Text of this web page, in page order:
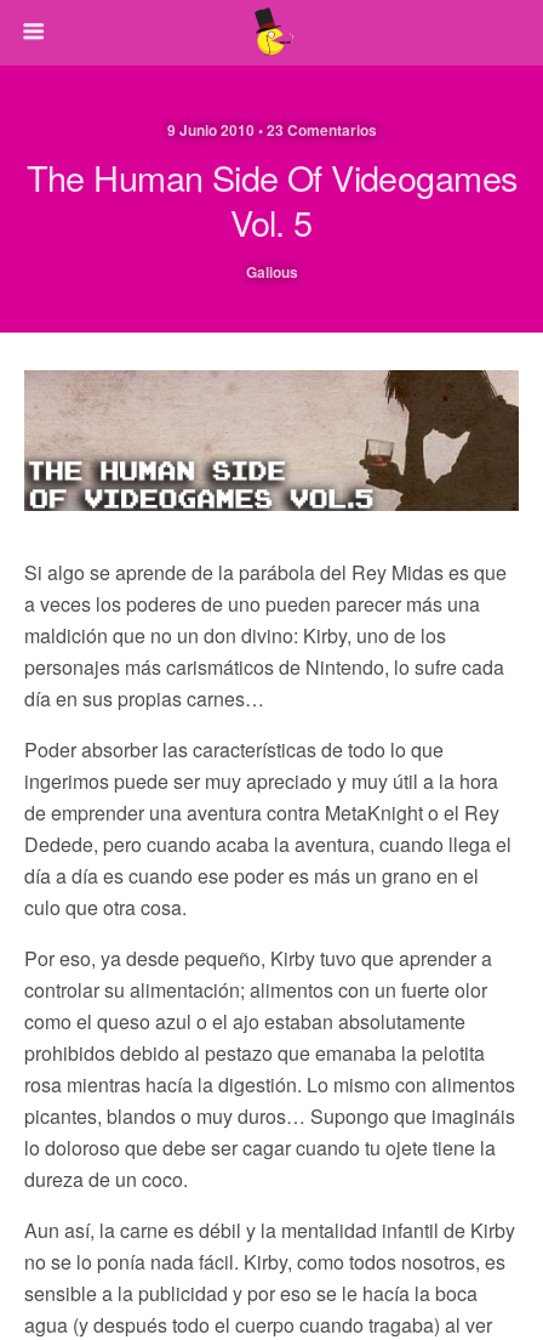
9 Junio 2010 • 23 Comentarios
The Human Side Of Videogames
Vol. 5
Galious
Si algo se aprende de la parábola del Rey Midas es que
a veces los poderes de uno pueden parecer más una
maldición que no un don divino: Kirby, uno de los
personajes más carismáticos de Nintendo, lo sufre cada
día en sus propias carnes…
Poder absorber las características de todo lo que
ingerimos puede ser muy apreciado y muy útil a la hora
de emprender una aventura contra MetaKnight o el Rey
Dedede, pero cuando acaba la aventura, cuando llega el
día a día es cuando ese poder es más un grano en el
culo que otra cosa.
Por eso, ya desde pequeño, Kirby tuvo que aprender a
controlar su alimentación; alimentos con un fuerte olor
como el queso azul o el ajo estaban absolutamente
prohibidos debido al pestazo que emanaba la pelotita
rosa mientras hacía la digestión. Lo mismo con alimentos
picantes, blandos o muy duros… Supongo que imagináis
lo doloroso que debe ser cagar cuando tu ojete tiene la
dureza de un coco.
Aun así, la carne es débil y la mentalidad infantil de Kirby
no se lo ponía nada fácil. Kirby, como todos nosotros, es
sensible a la publicidad y por eso se le hacía la boca
agua (y después todo el cuerpo cuando tragaba) al ver